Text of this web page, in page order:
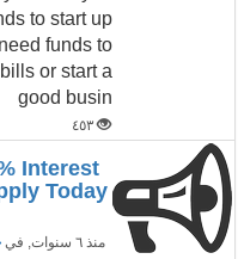
to start up
funds to
or start a
good busin
٤٥٣
Interest
Today.
منذ ٦ سنوات , في